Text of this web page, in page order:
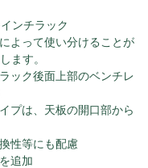
ンチラック
よって使い分けることが
ます。
ック後面上部のベンチレ
プは、天板の開口部から
性等にも配慮
追加